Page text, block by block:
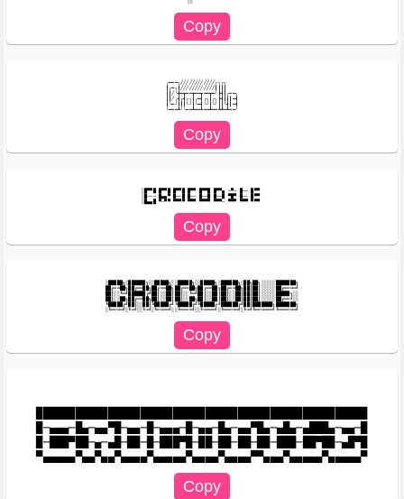
╭━━━╮╱╱╱╱╱╱╱╱╱╱╱╱╭╮╭╮
┃╭━╮┃╱╱╱╱╱╱╱╱╱╱╱╱┃┃┃┃
┃┃╱╰╋━┳━━┳━━┳━━┳━╯┣┫┃╭━━╮
┃┃╱╭┫╭┫╭╮┃╭━┫╭╮┃╭╮┣┫┃┃┃━┫
┃╰━╯┃┃┃╰╯┃╰━┫╰╯┃╰╯┃┃╰┫┃━┫
░█▀▀█ █▀▀█ █▀▀█ █▀▀ █▀▀█ █▀▀▄ ─▀─ █── █▀▀
░█─── █▄▄▀ █──█ █── █──█ █──█ ▀█▀ █── █▀▀
░█████╗░██████╗░░█████╗░░█████╗░░█████╗░██████╗░██╗██╗░░░░░███████╗
██╔══██╗██╔══██╗██╔══██╗██╔══██╗██╔══██╗██╔══██╗██║██║░░░░░██╔════╝
██║░░╚═╝██████╔╝██║░░██║██║░░╚═╝██║░░██║██║░░██║██║██║░░░░░█████╗░░
██║░░██╗██╔══██╗██║░░██║██║░░██╗██║░░██║██║░░██║██║██║░░░░░██╔══╝░░
╚█████╔╝██║░░██║╚█████╔╝╚█████╔╝╚█████╔╝██████╔╝██║███████╗███████╗
█─▄▄▄─█▄─▄▄▀█─▄▄─█─▄▄▄─█─▄▄─█▄─▄▄▀█▄─▄█▄─▄███▄─▄▄─█
█─███▀██─▄─▄█─██─█─███▀█─██─██─██─██─███─██▀██─▄█▀█
▀▄▄▄▄▄▀▄▄▀▄▄▀▄▄▄▄▀▄▄▄▄▄▀▄▄▄▄▀▄▄▄▄▀▀▄▄▄▀▄▄▄▄▄▀▄▄▄▄▄▀